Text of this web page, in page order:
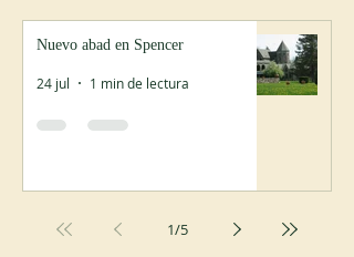
Nuevo abad en Spencer
24 jul 1 min de lectura
1/5